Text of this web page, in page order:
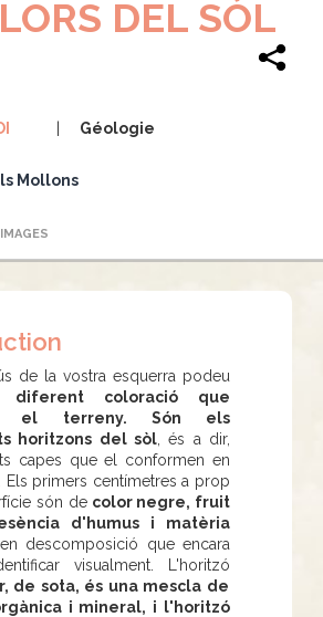
DEL SÒL
Géologie
Mollons
IMAGES
de la vostra esquerra podeu
diferent coloració que
el terreny. Són els
horitzons del sòl , és a dir,
capes que el conformen en
Els primers centímetres a prop
són decolor negre, fruit
d'humus i matèria
en descomposició que encara
visualment. L'horitzó
de sota, és una mescla de
i mineral, i l'horitzó